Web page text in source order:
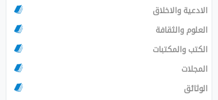
الادعية والاخلاق
العلوم والثقافة
الكتب والمكتبات
المجلات
الوثائق